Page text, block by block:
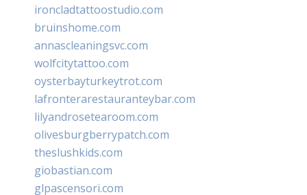
ironcladtattoostudio.com
bruinshome.com
annascleaningsvc.com
wolfcitytattoo.com
oysterbayturkeytrot.com
lafronterarestauranteybar.com
lilyandrosetearoom.com
olivesburgberrypatch.com
theslushkids.com
giobastian.com
glpascensori.com